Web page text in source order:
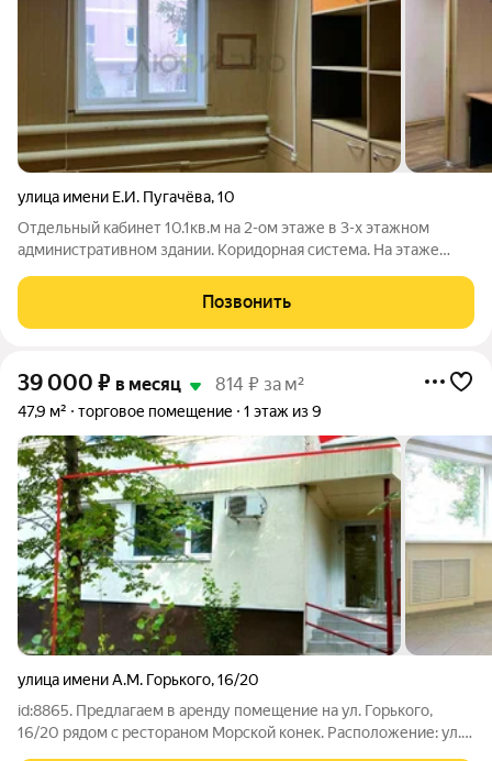
улица имени Е.И. Пугачёва,10
Отдельный кабинет 10.1кв.м на 2-ом этаже в 3-х этажном
административном здании. Коридорная система. На этаже
мебель. Окно пластиковое. Здание с охраной и
видеонаблюдением. Работать можно
Позвонить
39 000 ₽ в месяц 814 ₽ за м²
47,9 м² торговое помещение 1 этаж из 9
улица имени А.М. Горького,16/20
id:8865. Предлагаем в аренду помещение на ул. Горького,
16/20 рядом с рестораном Морской конек. Расположение: ул.